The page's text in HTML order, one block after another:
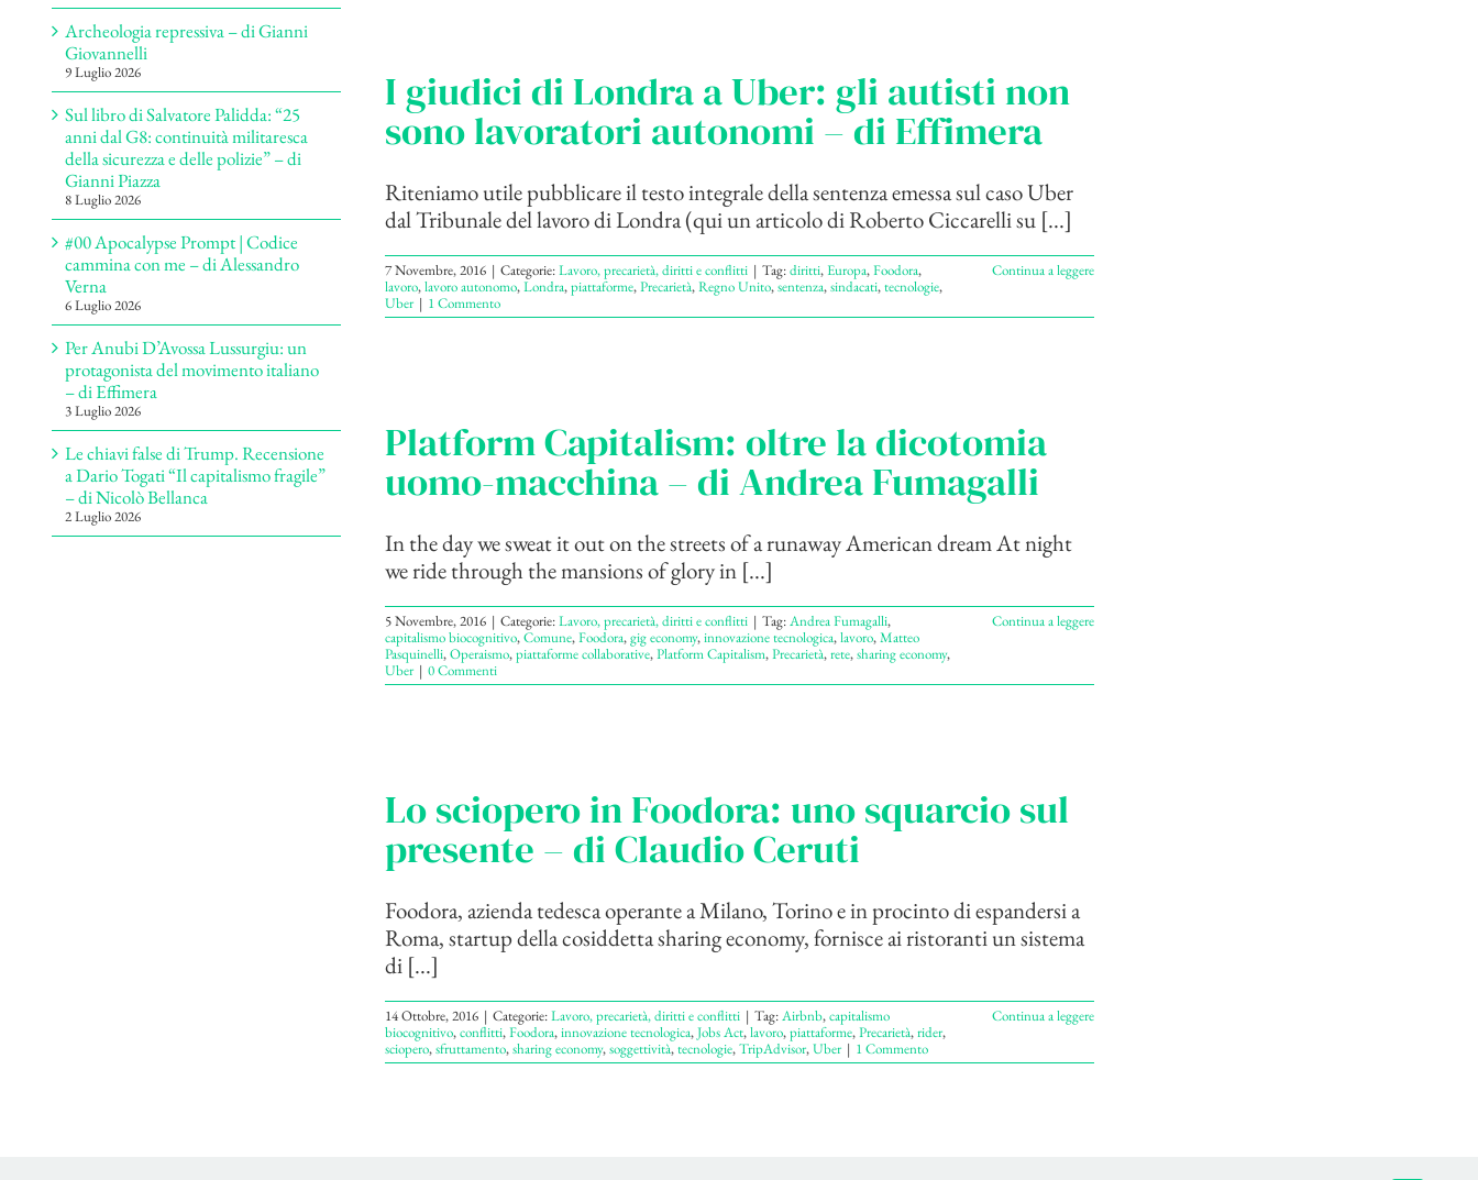
I giudici di Londra a Uber: gli autisti non
sono lavoratori autonomi – di Effimera
Riteniamo utile pubblicare il testo integrale della sentenza emessa sul caso Uber
dal Tribunale del lavoro di Londra (qui un articolo di Roberto Ciccarelli su [...]
7 Novembre, 2016 | Categorie:Lavoro, precarietà, diritti e conflitti | Tag:diritti,Europa,Foodora,
lavoro,lavoro autonomo,Londra,piattaforme,Precarietà,Regno Unito,sentenza,sindacati,tecnologie,
Uber | 1 Commento
Continua a leggere
Platform Capitalism: oltre la dicotomia
uomo-macchina – di Andrea Fumagalli
In the day we sweat it out on the streets of a runaway American dream At night
we ride through the mansions of glory in [...]
5 Novembre, 2016 | Categorie:Lavoro, precarietà, diritti e conflitti | Tag:Andrea Fumagalli,
capitalismo biocognitivo,Comune,Foodora,gig economy,innovazione tecnologica,lavoro,Matteo
Pasquinelli,Operaismo,piattaforme collaborative,Platform Capitalism,Precarietà,rete,sharing economy,
Uber | 0 Commenti
Continua a leggere
Lo sciopero in Foodora: uno squarcio sul
presente – di Claudio Ceruti
Foodora, azienda tedesca operante a Milano, Torino e in procinto di espandersi a
Roma, startup della cosiddetta sharing economy, fornisce ai ristoranti un sistema
di [...]
14 Ottobre, 2016 | Categorie:Lavoro, precarietà, diritti e conflitti | Tag:Airbnb,capitalismo
biocognitivo,conflitti,Foodora,innovazione tecnologica,Jobs Act,lavoro,piattaforme,Precarietà,rider,
sciopero,sfruttamento,sharing economy,soggettività,tecnologie,TripAdvisor,Uber | 1 Commento
Continua a leggere
Archeologia repressiva – di Gianni
Giovannelli
9 Luglio 2026
Sul libro di Salvatore Palidda: “25
anni dal G8: continuità militaresca
della sicurezza e delle polizie” – di
Gianni Piazza
8 Luglio 2026
#00 Apocalypse Prompt | Codice
cammina con me – di Alessandro
Verna
6 Luglio 2026
Per Anubi D’Avossa Lussurgiu: un
protagonista del movimento italiano
– di Effimera
3 Luglio 2026
Le chiavi false di Trump. Recensione
a Dario Togati “Il capitalismo fragile”
– di Nicolò Bellanca
2 Luglio 2026